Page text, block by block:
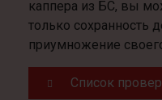
каппера из БС, вы
только сохранность
приумножение
Список